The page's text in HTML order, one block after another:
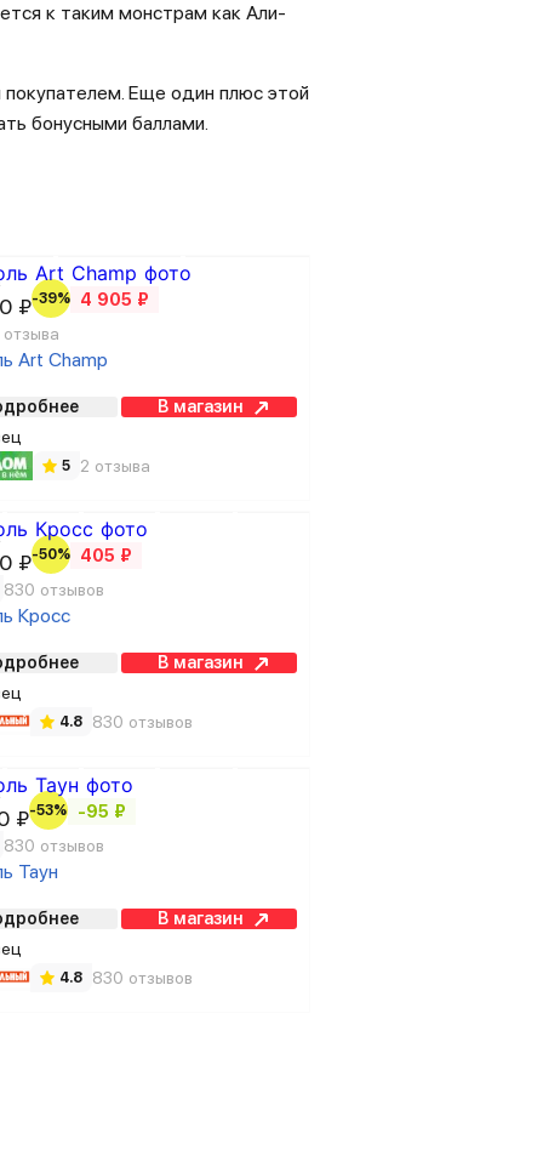
к таким монстрам как Али-
Еще один плюс этой
бонусными баллами.
₽-39% 4 905 ₽
отзыва
Art Champ
В магазин
5 2 отзыва
₽-50% 405 ₽
830 отзывов
Кросс
В магазин
4.8 830 отзывов
₽-53% -95 ₽
830 отзывов
Таун
В магазин
4.8 830 отзывов